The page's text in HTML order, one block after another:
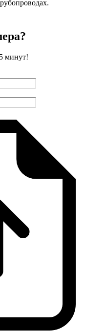
минут!